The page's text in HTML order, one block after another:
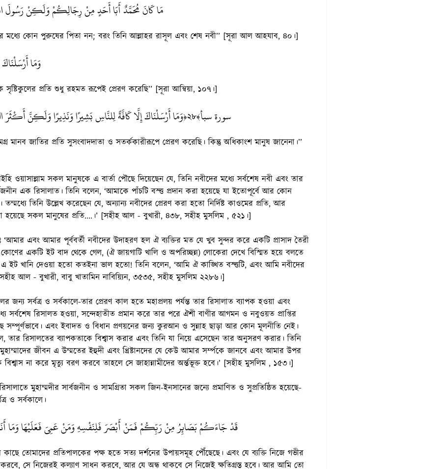
مَا كَانَ مُحَمَّدٌ أَبَا أَحَدٍ مِنْ رِجَالِكُمْ وَلَكِنْ رَسُولَ
মধ্যে কোন পুরুষের পিতা নন; বরং তিনি আল্লাহর রাসূল এবং শেষ নবী’’ [সূরা আল আহযাব, ৪০।]
وَمَا
সৃষ্টিকুলের প্রতি শুধু রহমত রূপেই প্রেরণ করেছি’’ [সূরা আন্বিয়া, ১০৭।]
وَمَا أَرْسَلْنَاكَ إِلَّا كَافَّةً لِلنَّاسِ بَشِيرًا وَنَذِيرًا وَلَكِنَّ أَكْثَرَ﴿২৮﴾سورة سبأ
মানব জাতির প্রতি সুসংবাদদাতা ও সতর্ককারীরূপে প্রেরণ করেছি। কিন্তু অধিকাংশ মানুষ জানেনা।’’
ওয়াসাল্লাম সকল মানুষকে এ বার্তা পৌছে দিয়েছেন যে, তিনি নবীদের মধ্যে সর্বশেষ নবী এবং তার
এক রিসালাত। তিনি বলেন, ‘আমাকে পাঁচটি বস্ত্ত প্রদান করা হয়েছে যা ইতোপূর্বে আর কোন
তম্মধ্যে তিনি উল্লেখ করেছেন যে, অন্যান্য নবীদের প্রেরণ করা হতো নির্দিষ্ট কাওমের প্রতি, আর
হয়েছে সকল মানুষের প্রতি....।’ [সহীহ আল - বুখারী, ৪৩৮, সহীহ মুসলিম , ৫২১।]
এবং আমার পূর্ববর্তী নবীদের উদাহরণ হল ঐ ব্যক্তির মত যে খুব সুন্দর করে একটি প্রাসাদ তৈরী
একটি ইট বাদ থেকে গেল, (ঐ জায়গাটি খালি ও অপরিচ্ছন্ন) লোকেরা দেখে বিস্মিত হয়ে বলতে
ইট খানি দেওয়া হতো কতইনা ভাল হতো! তিনি বলেন, ‘আমি ঐ কাঙ্খিত বস্ত্তটি, এবং আমি নবীদের
আল - বুখারী, বাবু খাতামিন নাবিয়্যিন, ৩৫৩৫, সহীহ মুসলিম ২২৮৬।]
জন্য সর্বত্র ও সর্বকালে-তার প্রেরণ কাল হতে মহাপ্রলয় পর্যন্ত তার রিসালাত ব্যাপক হওয়া এবং
সর্বশেষ রিসালত হওয়া, সন্দেহাতীত প্রমান করে তার পরে ঐশী বাণীর আগমন ও নবুওয়ত প্রাপ্তির
সম্পূর্ণভাবে। এবং ইবাদত ও বিধান প্রণয়নের জন্য কুরআন ও সুন্নাহ ছাড়া আর কোন মূলনীতি নেই।
তার রিসালতের ব্যাপকতাকে বিশ্বাস করার এবং তিনি যা নিয়ে এসেছেন তার অনুসরণ করার। তিনি
জীবন এ উম্মতের ইহুদী এবং খ্রিষ্টানদের যে কেউ আমার সর্ম্পকে জানবে এবং আমার উপর
বিশ্বাস না করে মৃত্যু বরণ করবে তাহলে সে জাহান্নামীদের অর্ন্তভূক্ত হবে।’ [সহীহ মুসলিম , ১৫৩।]
মুহাম্মদীর সার্বজনীন ও সামগ্রিতা সকল জিন-ইনসানের জন্যে প্রমাণিত ও সুপ্রতিষ্ঠিত হয়েছে-
ও সর্বকালে।
قَدْ جَاءَكُمْ بَصَائِرُ مِنْ رَبِّكُمْ فَمَنْ أَبْصَرَ فَلِنَفْسِهِ وَمَنْ عَمِيَ فَعَلَيْهَا وَمَا
কাছে তোমাদের প্রতিপালকের পক্ষ হতে সত্য দর্শনের উপায়সমূহ পৌঁছেছে। এবং যে ব্যক্তি নিজে গভীর
সে নিজেরই কল্যাণ সাধন করবে, আর যে অন্ধ থাকবে সে নিজেই ক্ষতিগ্রস্ত হবে। আর আমি তো